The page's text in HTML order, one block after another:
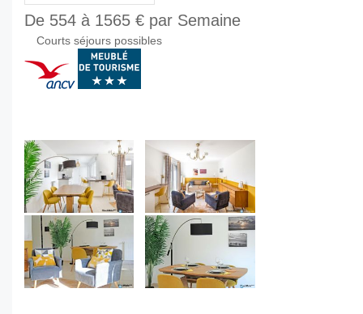
De 554 à 1565 € par Semaine
Courts séjours possibles